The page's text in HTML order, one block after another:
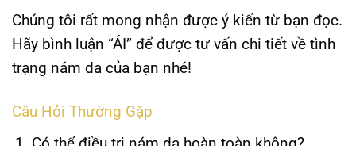
Chúng tôi rất mong nhận được ý kiến từ bạn đọc.
Hãy bình luận “ÁI” để được tư vấn chi tiết về tình
trạng nám da của bạn nhé!
Câu Hỏi Thường Gặp